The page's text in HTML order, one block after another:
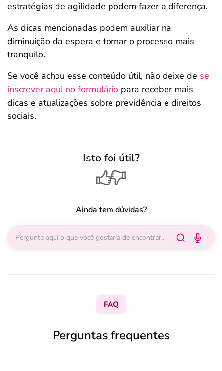
estratégias de agilidade podem fazer a diferença.
As dicas mencionadas podem auxiliar na
diminuição da espera e tornar o processo mais
tranquilo.
Se você achou esse conteúdo útil, não deixe de se
inscrever aqui no formulário para receber mais
dicas e atualizações sobre previdência e direitos
sociais.
Isto foi útil?
Ainda tem dúvidas?
FAQ
Perguntas frequentes